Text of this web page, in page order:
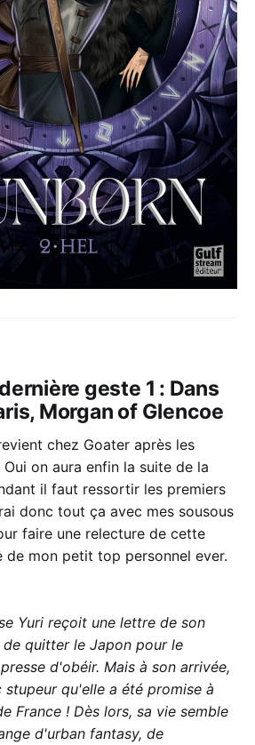
geste 1 : Dans
Morgan of Glencoe
chez Goater après les
on aura enfin la suite de la
il faut ressortir les premiers
donc tout ça avec mes sousous
faire une relecture de cette
mon petit top personnel ever.
Yuri reçoit une lettre de son
quitter le Japon pour le
d'obéir. Mais à son arrivée,
qu'elle a été promise à
France ! Dès lors, sa vie semble
d'urban fantasy, de